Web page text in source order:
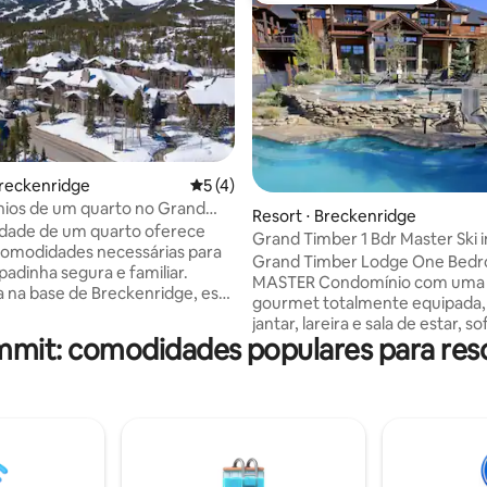
média de 5, 7 avaliações
5 de uma avaliação média de 5, 4
5 (4)
de um quarto no Grand
de um quarto oferece
necessárias para
segura e familiar.
na base de Breckenridge, esta
cidade. Nossa unidade de um
por um quarto
disponíveis para o
A propriedade é
Resort ⋅ Breckenridge
Grand Timber 1 Bdr Master Ski
Breck CO — Esqui
Grand Timber Lodge One
MASTER Condomínio com
gourmet totalmente equipada,
jantar, lareira e sala de estar,
cama king size de quarto
separada, banheira com
para a cidade, compras,
outros elevadores de
comodidades populares para